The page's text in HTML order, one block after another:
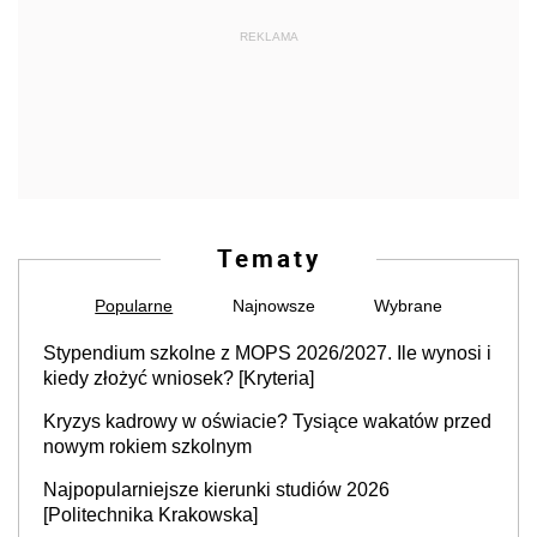
REKLAMA
Tematy
Popularne Najnowsze Wybrane
Stypendium szkolne z MOPS 2026/2027. Ile wynosi i
kiedy złożyć wniosek? [Kryteria]
Kryzys kadrowy w oświacie? Tysiące wakatów przed
nowym rokiem szkolnym
Najpopularniejsze kierunki studiów 2026
[Politechnika Krakowska]